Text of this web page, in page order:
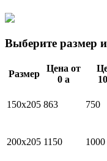
Выберите размер
Размер
Цена от
0 a
150х205 863 750
200х205 1150 1000